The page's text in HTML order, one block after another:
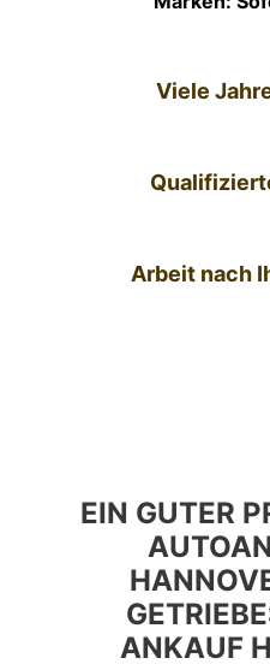
Viele
Arbeit nach
EIN GUTER
ANKAUF